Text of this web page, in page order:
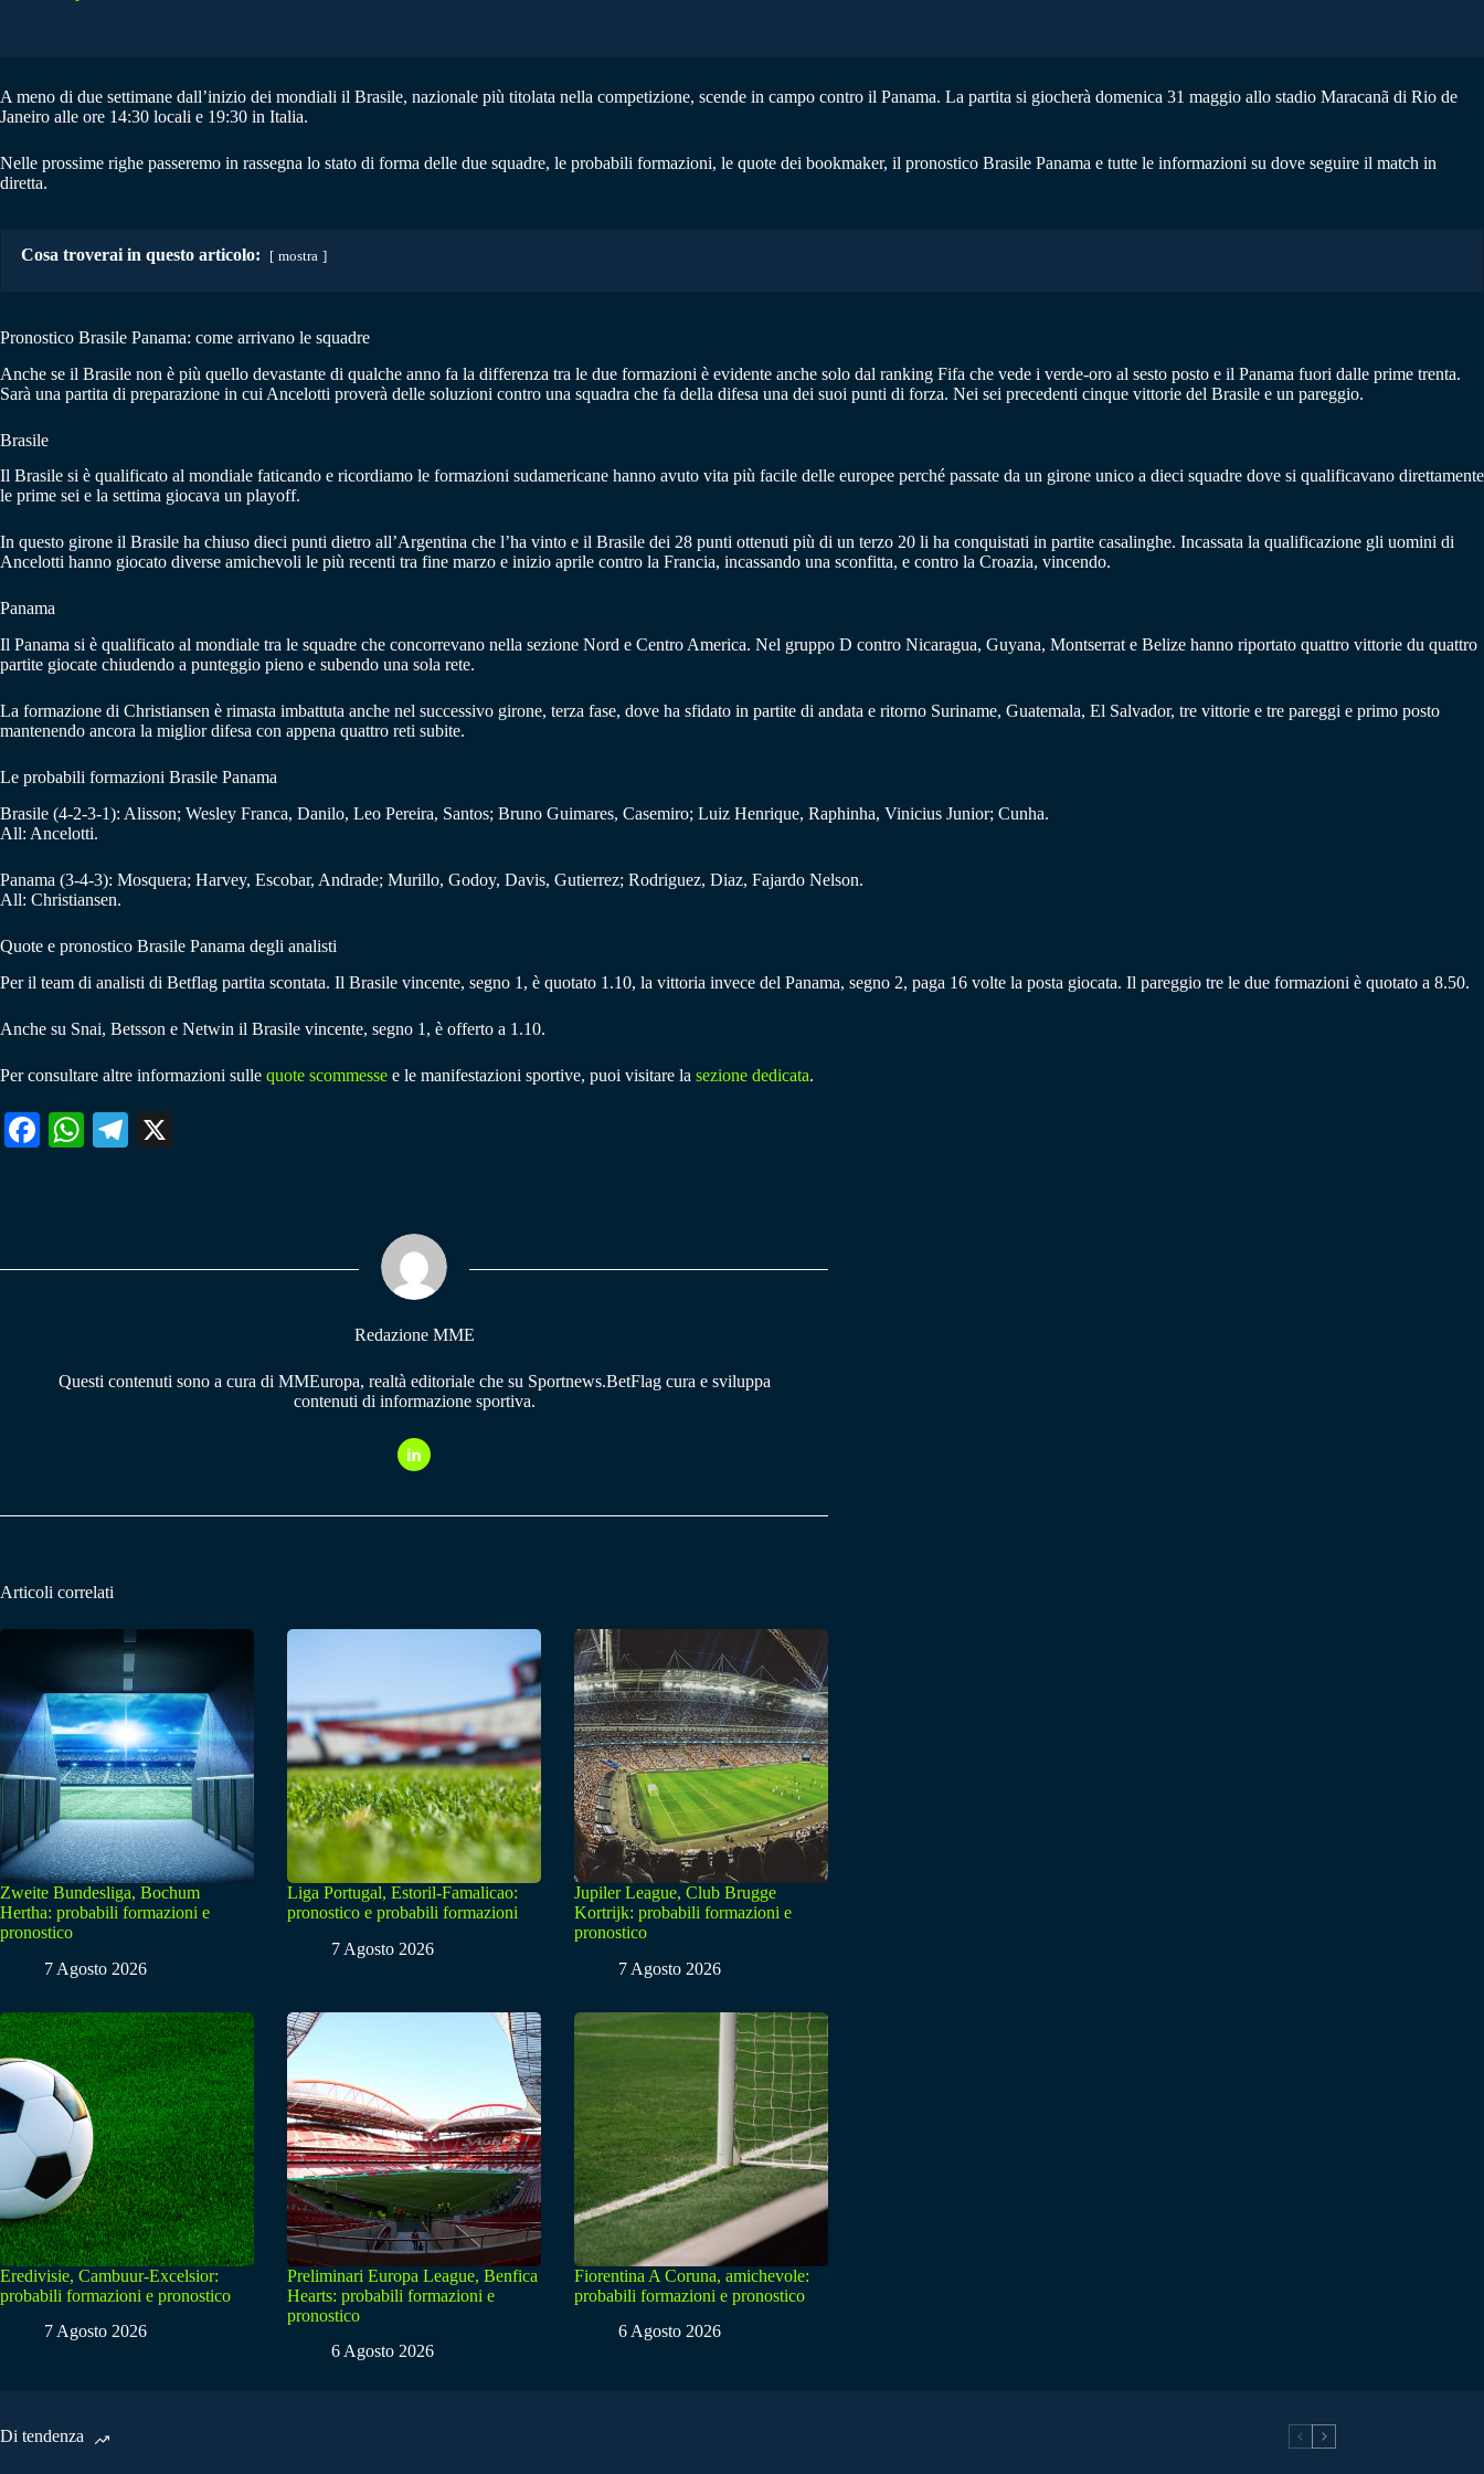
A meno di due settimane dall’inizio dei mondiali il Brasile, nazionale più titolata nella competizione, scende in campo contro il Panama. La partita si giocherà domenica 31 maggio allo stadio Maracanã di Rio de
Janeiro alle ore 14:30 locali e 19:30 in Italia.
Nelle prossime righe passeremo in rassegna lo stato di forma delle due squadre, le probabili formazioni, le quote dei bookmaker, il pronostico Brasile Panama e tutte le informazioni su dove seguire il match in
diretta.
Cosa troverai in questo articolo: mostra
Pronostico Brasile Panama: come arrivano le squadre
Anche se il Brasile non è più quello devastante di qualche anno fa la differenza tra le due formazioni è evidente anche solo dal ranking Fifa che vede i verde-oro al sesto posto e il Panama fuori dalle prime trenta.
Sarà una partita di preparazione in cui Ancelotti proverà delle soluzioni contro una squadra che fa della difesa una dei suoi punti di forza. Nei sei precedenti cinque vittorie del Brasile e un pareggio.
Brasile
Il Brasile si è qualificato al mondiale faticando e ricordiamo le formazioni sudamericane hanno avuto vita più facile delle europee perché passate da un girone unico a dieci squadre dove si qualificavano direttamente
le prime sei e la settima giocava un playoff.
In questo girone il Brasile ha chiuso dieci punti dietro all’Argentina che l’ha vinto e il Brasile dei 28 punti ottenuti più di un terzo 20 li ha conquistati in partite casalinghe. Incassata la qualificazione gli uomini di
Ancelotti hanno giocato diverse amichevoli le più recenti tra fine marzo e inizio aprile contro la Francia, incassando una sconfitta, e contro la Croazia, vincendo.
Panama
Il Panama si è qualificato al mondiale tra le squadre che concorrevano nella sezione Nord e Centro America. Nel gruppo D contro Nicaragua, Guyana, Montserrat e Belize hanno riportato quattro vittorie du quattro
partite giocate chiudendo a punteggio pieno e subendo una sola rete.
La formazione di Christiansen è rimasta imbattuta anche nel successivo girone, terza fase, dove ha sfidato in partite di andata e ritorno Suriname, Guatemala, El Salvador, tre vittorie e tre pareggi e primo posto
mantenendo ancora la miglior difesa con appena quattro reti subite.
Le probabili formazioni Brasile Panama
Brasile (4-2-3-1): Alisson; Wesley Franca, Danilo, Leo Pereira, Santos; Bruno Guimares, Casemiro; Luiz Henrique, Raphinha, Vinicius Junior; Cunha.
All: Ancelotti.
Panama (3-4-3): Mosquera; Harvey, Escobar, Andrade; Murillo, Godoy, Davis, Gutierrez; Rodriguez, Diaz, Fajardo Nelson.
All: Christiansen.
Quote e pronostico Brasile Panama degli analisti
Per il team di analisti di Betflag partita scontata. Il Brasile vincente, segno 1, è quotato 1.10, la vittoria invece del Panama, segno 2, paga 16 volte la posta giocata. Il pareggio tre le due formazioni è quotato a 8.50.
Anche su Snai, Betsson e Netwin il Brasile vincente, segno 1, è offerto a 1.10.
Per consultare altre informazioni sulle quote scommesse e le manifestazioni sportive, puoi visitare la sezione dedicata.
Fa W
pp
Te
m
Redazione MME
Questi contenuti sono a cura di MMEuropa, realtà editoriale che su Sportnews.BetFlag cura e sviluppa
contenuti di informazione sportiva.
Articoli correlati
Zweite Bundesliga, Bochum
Hertha: probabili formazioni e
pronostico
7 Agosto 2026
Liga Portugal, Estoril-Famalicao:
pronostico e probabili formazioni
7 Agosto 2026
Jupiler League, Club Brugge
Kortrijk: probabili formazioni e
pronostico
7 Agosto 2026
Eredivisie, Cambuur-Excelsior:
probabili formazioni e pronostico
7 Agosto 2026
Preliminari Europa League, Benfica
Hearts: probabili formazioni e
pronostico
6 Agosto 2026
Fiorentina A Coruna, amichevole:
probabili formazioni e pronostico
6 Agosto 2026
Di tendenza